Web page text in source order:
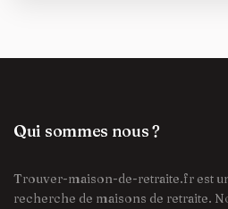
Qui sommes nous ?
Trouver-maison-de-retraite.fr est
recherche de maisons de retraite.